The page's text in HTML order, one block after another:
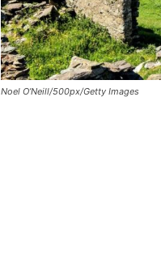
Noel O’Neill/500px/Getty Images